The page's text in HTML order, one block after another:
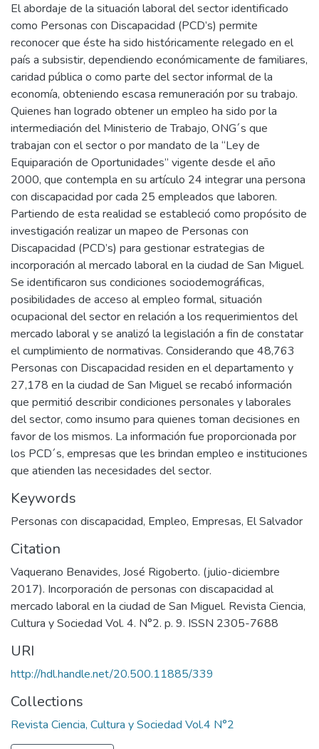
El abordaje de la situación laboral del sector identificado
como Personas con Discapacidad (PCD’s) permite
reconocer que éste ha sido históricamente relegado en el
país a subsistir, dependiendo económicamente de familiares,
caridad pública o como parte del sector informal de la
economía, obteniendo escasa remuneración por su trabajo.
Quienes han logrado obtener un empleo ha sido por la
intermediación del Ministerio de Trabajo, ONG´s que
trabajan con el sector o por mandato de la “Ley de
Equiparación de Oportunidades” vigente desde el año
2000, que contempla en su artículo 24 integrar una persona
con discapacidad por cada 25 empleados que laboren.
Partiendo de esta realidad se estableció como propósito de
investigación realizar un mapeo de Personas con
Discapacidad (PCD’s) para gestionar estrategias de
incorporación al mercado laboral en la ciudad de San Miguel.
Se identificaron sus condiciones sociodemográficas,
posibilidades de acceso al empleo formal, situación
ocupacional del sector en relación a los requerimientos del
mercado laboral y se analizó la legislación a fin de constatar
el cumplimiento de normativas. Considerando que 48,763
Personas con Discapacidad residen en el departamento y
27,178 en la ciudad de San Miguel se recabó información
que permitió describir condiciones personales y laborales
del sector, como insumo para quienes toman decisiones en
favor de los mismos. La información fue proporcionada por
los PCD´s, empresas que les brindan empleo e instituciones
que atienden las necesidades del sector.
Keywords
Personas con discapacidad, Empleo, Empresas, El Salvador
Citation
Vaquerano Benavides, José Rigoberto. (julio-diciembre
2017). Incorporación de personas con discapacidad al
mercado laboral en la ciudad de San Miguel. Revista Ciencia,
Cultura y Sociedad Vol. 4. N°2. p. 9. ISSN 2305-7688
URI
http://hdl.handle.net/20.500.11885/339
Collections
Revista Ciencia, Cultura y Sociedad Vol.4 N°2